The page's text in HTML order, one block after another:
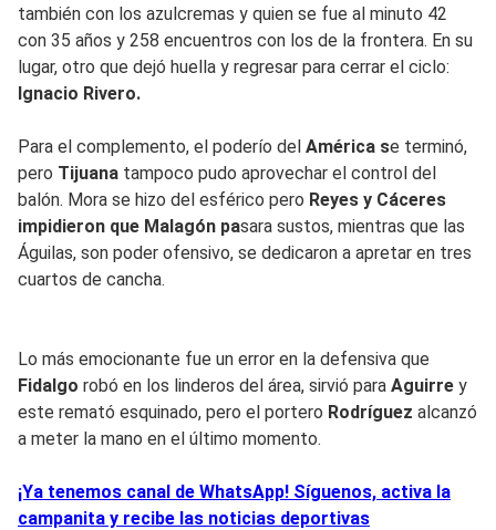
también con los azulcremas y quien se fue al minuto 42
con 35 años y 258 encuentros con los de la frontera. En su
lugar, otro que dejó huella y regresar para cerrar el ciclo:
Ignacio Rivero.
Para el complemento, el poderío del América se terminó,
pero Tijuana tampoco pudo aprovechar el control del
balón. Mora se hizo del esférico pero Reyes y Cáceres
impidieron que Malagón pasara sustos, mientras que las
Águilas, son poder ofensivo, se dedicaron a apretar en tres
cuartos de cancha.
Lo más emocionante fue un error en la defensiva que
Fidalgo robó en los linderos del área, sirvió para Aguirre y
este remató esquinado, pero el portero Rodríguez alcanzó
a meter la mano en el último momento.
¡Ya tenemos canal de WhatsApp! Síguenos, activa la
campanita y recibe las noticias deportivas